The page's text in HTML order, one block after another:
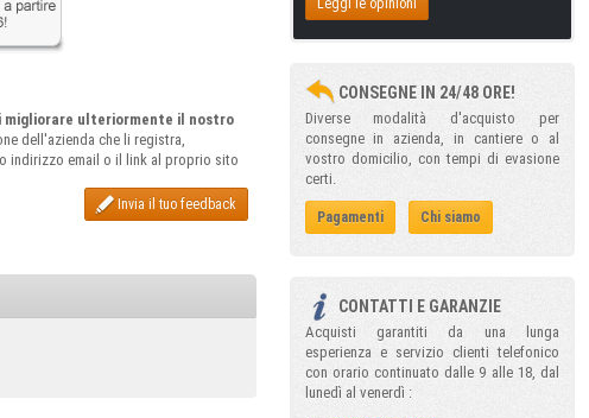
migliorare ulteriormente il nostro
dell'azienda che li registra,
indirizzo email o il link al proprio sito
Invia il tuo feedback
Leggi le opinioni
CONSEGNE IN 24/48 ORE!
Diverse modalità d'acquisto per
consegne in azienda, in cantiere o al
vostro domicilio, con tempi di evasione
certi.
Pagamenti Chi siamo
CONTATTI E GARANZIE
Acquisti garantiti da una lunga
esperienza e servizio clienti telefonico
con orario continuato dalle 9 alle 18, dal
lunedì al venerdì :